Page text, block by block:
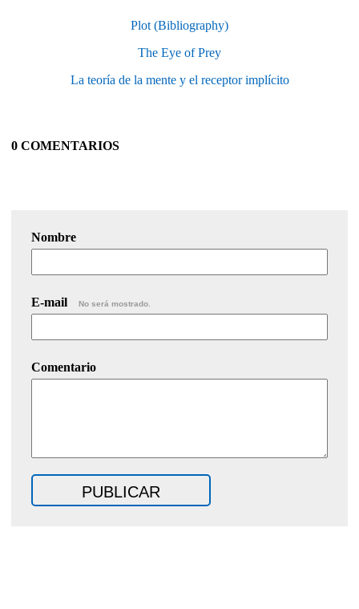
Plot (Bibliography)
The Eye of Prey
La teoría de la mente y el receptor implícito
0 COMENTARIOS
Nombre
E-mail No será mostrado.
Comentario